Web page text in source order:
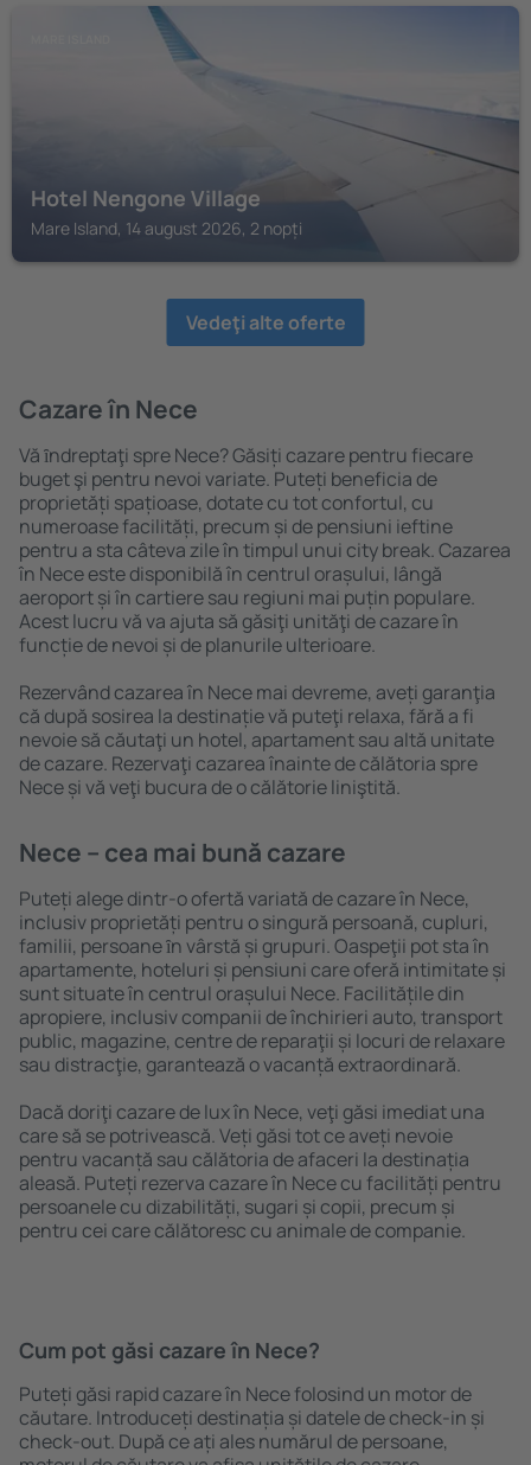
Hotel Nengone Village
Mare Island, 14 august 2026, 2 nopți
Vedeţi alte oferte
Cazare în Nece
Vă ȋndreptaţi spre Nece? Găsiți cazare pentru fiecare
buget şi pentru nevoi variate. Puteți beneficia de
proprietăți spațioase, dotate cu tot confortul, cu
numeroase facilități, precum și de pensiuni ieftine
pentru a sta câteva zile în timpul unui city break. Cazarea
în Nece este disponibilă în centrul orașului, lângă
aeroport și în cartiere sau regiuni mai puțin populare.
Acest lucru vă va ajuta să găsiţi unităţi de cazare în
funcție de nevoi și de planurile ulterioare.
Rezervând cazarea în Nece mai devreme, aveți garanţia
că după sosirea la destinație vă puteţi relaxa, fără a fi
nevoie să căutaţi un hotel, apartament sau altă unitate
de cazare. Rezervaţi cazarea înainte de călătoria spre
Nece și vă veţi bucura de o călătorie liniştită.
Nece – cea mai bună cazare
Puteți alege dintr-o ofertă variată de cazare în Nece,
inclusiv proprietăți pentru o singură persoană, cupluri,
familii, persoane ȋn vârstă și grupuri. Oaspeţii pot sta în
apartamente, hoteluri și pensiuni care oferă intimitate și
sunt situate în centrul orașului Nece. Facilitățile din
apropiere, inclusiv companii de închirieri auto, transport
public, magazine, centre de reparaţii și locuri de relaxare
sau distracţie, garantează o vacanță extraordinară.
Dacă doriţi cazare de lux în Nece, veţi găsi imediat una
care să se potrivească. Veți găsi tot ce aveți nevoie
pentru vacanță sau călătoria de afaceri la destinația
aleasă. Puteți rezerva cazare în Nece cu facilități pentru
persoanele cu dizabilități, sugari și copii, precum și
pentru cei care călătoresc cu animale de companie.
Cum pot găsi cazare în Nece?
Puteți găsi rapid cazare în Nece folosind un motor de
căutare. Introduceți destinația și datele de check-in și
check-out. După ce ați ales numărul de persoane,